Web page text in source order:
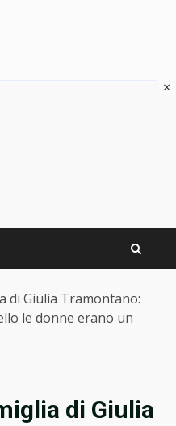
di Giulia Tramontano:
le donne erano un
di Giulia
×